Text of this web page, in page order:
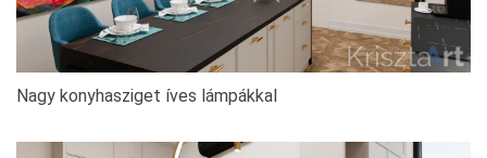
Nagy konyhasziget íves lámpákkal